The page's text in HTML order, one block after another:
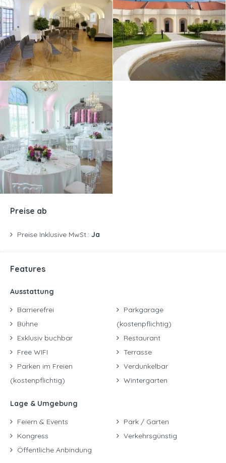
Preise ab
Preise Inklusive MwSt.: Ja
Features
Ausstattung
Barrierefrei
Bühne
Exklusiv buchbar
Free WIFI
Parken im Freien
(kostenpflichtig)
Parkgarage
(kostenpflichtig)
Restaurant
Terrasse
Verdunkelbar
Wintergarten
Lage & Umgebung
Feiern & Events
Kongress
Öffentliche Anbindung
Park / Garten
Verkehrsgünstig